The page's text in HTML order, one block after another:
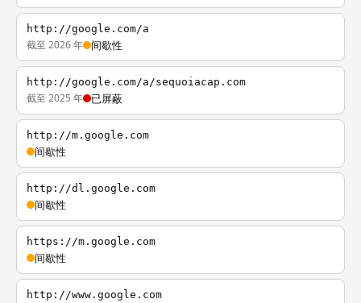
http://google.com/a
截至 2026 年 间歇性
http://google.com/a/sequoiacap.com
截至 2025 年 已屏蔽
http://m.google.com
间歇性
http://dl.google.com
间歇性
https://m.google.com
间歇性
http://www.google.com